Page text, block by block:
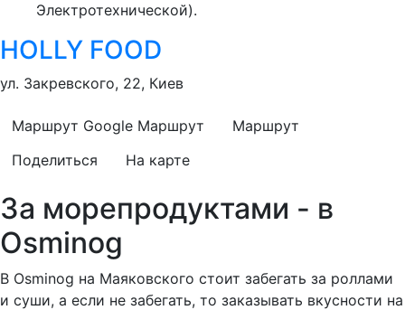
Электротехнической).
HOLLY FOOD
ул. Закревского, 22, Киев
Маршрут Google Маршрут
Маршрут
Поделиться
На карте
За морепродуктами - в
Osminog
В Osminog на Маяковского стоит забегать за роллами
и суши, а если не забегать, то заказывать вкусности на